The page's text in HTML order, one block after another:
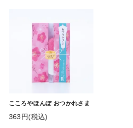
こころやほんぽ おつかれさま
363円(税込)